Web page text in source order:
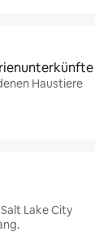
Haustiere
Lake City